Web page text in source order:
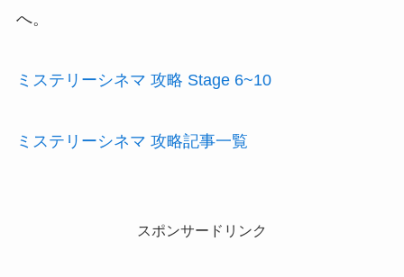
へ。
ミステリーシネマ 攻略 Stage 6~10
ミステリーシネマ 攻略記事一覧
スポンサードリンク